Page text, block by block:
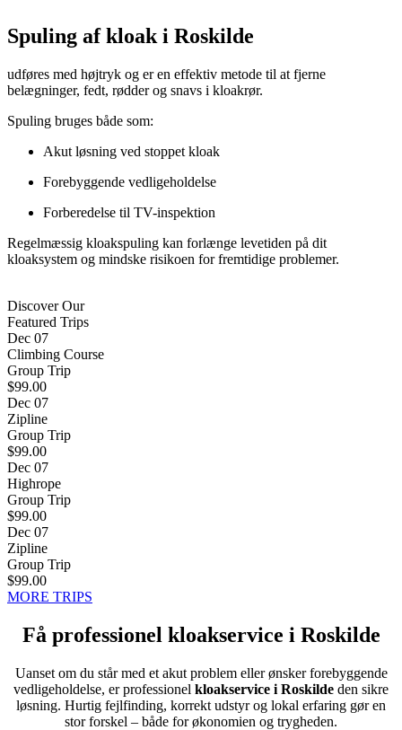
Spuling af kloak i Roskilde
udføres med højtryk og er en effektiv metode til at fjerne
belægninger, fedt, rødder og snavs i kloakrør.
Spuling bruges både som:
Akut løsning ved stoppet kloak
Forebyggende vedligeholdelse
Forberedelse til TV-inspektion
Regelmæssig kloakspuling kan forlænge levetiden på dit
kloaksystem og mindske risikoen for fremtidige problemer.
Discover Our
Featured Trips
Dec 07
Climbing Course
Group Trip
$99.00
Dec 07
Zipline
Group Trip
$99.00
Dec 07
Highrope
Group Trip
$99.00
Dec 07
Zipline
Group Trip
$99.00
MORE TRIPS
Få professionel kloakservice i Roskilde
Uanset om du står med et akut problem eller ønsker forebyggende
vedligeholdelse, er professionel kloakservice i Roskilde den sikre
løsning. Hurtig fejlfinding, korrekt udstyr og lokal erfaring gør en
stor forskel – både for økonomien og trygheden.